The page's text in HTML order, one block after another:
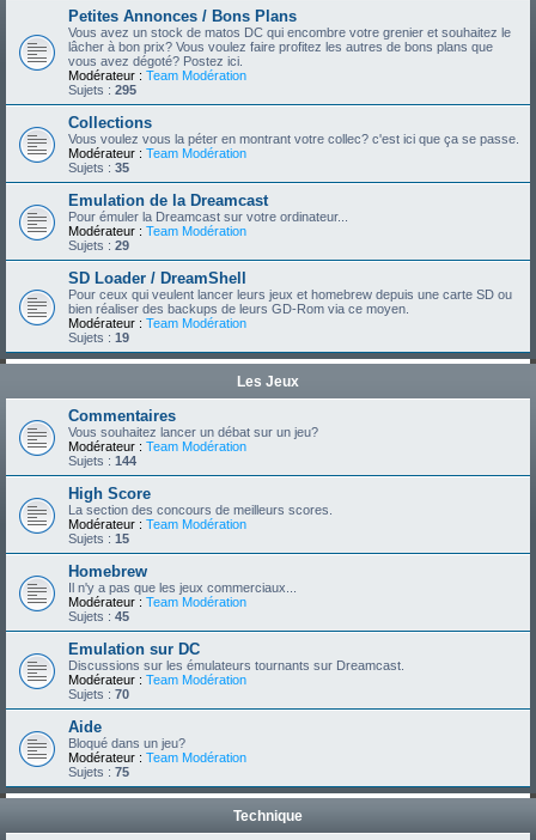
Petites Annonces / Bons Plans
Vous avez un stock de matos DC qui encombre votre grenier et souhaitez le
lâcher à bon prix? Vous voulez faire profitez les autres de bons plans que
vous avez dégoté? Postez ici.
Modérateur : Team Modération
Sujets : 295
Collections
Vous voulez vous la péter en montrant votre collec? c'est ici que ça se passe.
Modérateur : Team Modération
Sujets : 35
Emulation de la Dreamcast
Pour émuler la Dreamcast sur votre ordinateur...
Modérateur : Team Modération
Sujets : 29
SD Loader / DreamShell
Pour ceux qui veulent lancer leurs jeux et homebrew depuis une carte SD ou
bien réaliser des backups de leurs GD-Rom via ce moyen.
Modérateur : Team Modération
Sujets : 19
Les Jeux
Commentaires
Vous souhaitez lancer un débat sur un jeu?
Modérateur : Team Modération
Sujets : 144
High Score
La section des concours de meilleurs scores.
Modérateur : Team Modération
Sujets : 15
Homebrew
Il n'y a pas que les jeux commerciaux...
Modérateur : Team Modération
Sujets : 45
Emulation sur DC
Discussions sur les émulateurs tournants sur Dreamcast.
Modérateur : Team Modération
Sujets : 70
Aide
Bloqué dans un jeu?
Modérateur : Team Modération
Sujets : 75
Technique